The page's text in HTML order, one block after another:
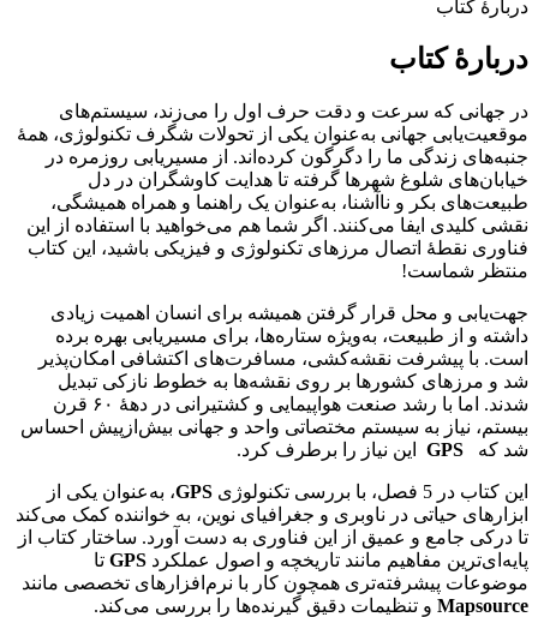
دربارهٔ کتاب
دربارهٔ کتاب
در جهانی که سرعت و دقت حرف اول را می‌زند، سیستم‌های
موقعیت‌یابی جهانی به‌عنوان یکی از تحولات شگرف تکنولوژی، همۀ
جنبه‌های زندگی ما را دگرگون کرده‌اند. از مسیر‌یابی روزمره در
خیابان‌های شلوغ شهرها گرفته تا هدایت کاوشگران در دل
طبیعت‌های بکر و ناآشنا، به‌عنوان یک راهنما و همراه همیشگی،
نقشی کلیدی ایفا می‌کنند. اگر شما هم می‌خواهید با استفاده از این
فناوری نقطۀ اتصال مرزهای تکنولوژی و فیزیکی باشید، این کتاب
منتظر شماست!
جهت‌یابی و محل قرار گرفتن همیشه برای انسان اهمیت زیادی
داشته و از طبیعت، به‌ویژه ستاره‌ها، برای مسیریابی بهره برده
است. با پیشرفت نقشه‌کشی، مسافرت‌های اکتشافی امکان‌پذیر
شد و مرزهای کشورها بر روی نقشه‌ها به خطوط نازکی تبدیل
شدند. اما با رشد صنعت هواپیمایی و کشتیرانی در دهۀ ۶۰ قرن
بیستم، نیاز به سیستم مختصاتی واحد و جهانی بیش‌ازپیش احساس
شد که
این نیاز را برطرف کرد.
این کتاب در 5 فصل، با بررسی تکنولوژی GPS، به‌عنوان یکی از
ابزارهای حیاتی در ناوبری و جغرافیای نوین، به خواننده کمک می‌کند
تا درکی جامع و عمیق از این فناوری به دست آورد. ساختار کتاب از
پایه‌ای‌ترین مفاهیم مانند تاریخچه و اصول عملکرد GPS تا
موضوعات پیشرفته‌تری همچون کار با نرم‌افزارهای تخصصی مانند
Mapsource و تنظیمات دقیق گیرنده‌ها را بررسی می‌کند.